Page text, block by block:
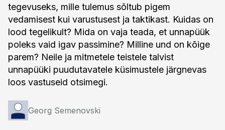
tegevuseks, mille tulemus sõltub pigem
vedamisest kui varustusest ja taktikast. Kuidas on
lood tegelikult? Mida on vaja teada, et unnapüük
poleks vaid igav passimine? Milline und on kõige
parem? Neile ja mitmetele teistele talvist
unnapüüki puudutavatele küsimustele järgnevas
loos vastuseid otsimegi.
Georg Semenovski